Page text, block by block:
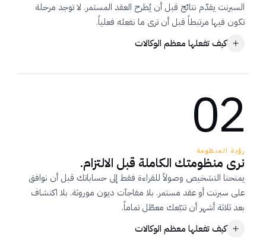
السبرنت يقدّم نتائج قبل أن يُطرح العقد المستمر. لا توجد مرحلة
تكون فيها مرتبطاً قبل أن ترى ما نفعله فعلياً.
كيف تفعلها معظم الوكالات
معظم الوكالات
أنت مُلزَم قبل الأسبوع الأول.
خارطة الطريق تظهر لاحقاً، إن ظهرت أصلاً.
02
رؤية المنظومة
نرى منظومتك الكاملة قبل الالتزام.
يمنحنا التشخيص وصولاً للقراءة فقط إلى حساباتك قبل أن نوافق
على سبرنت أو عقد مستمر. بلا مفاجآت ديون موروثة. بلا اكتشاف
بعد ثلاثة أشهر أن تتبّعك معطّل تماماً.
كيف تفعلها معظم الوكالات